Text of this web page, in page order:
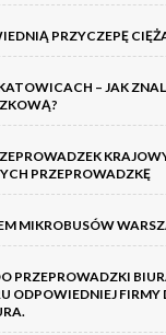
PRZYCZEPĘ
– JAK
PRZEPROWADZKĘ
MIKROBUSÓW
PRZEPROWADZKI
ODPOWIEDNIEJ FIRMY